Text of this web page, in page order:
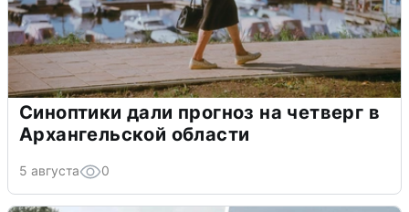
Синоптики дали прогноз на четверг в
Архангельской области
5 августа 0